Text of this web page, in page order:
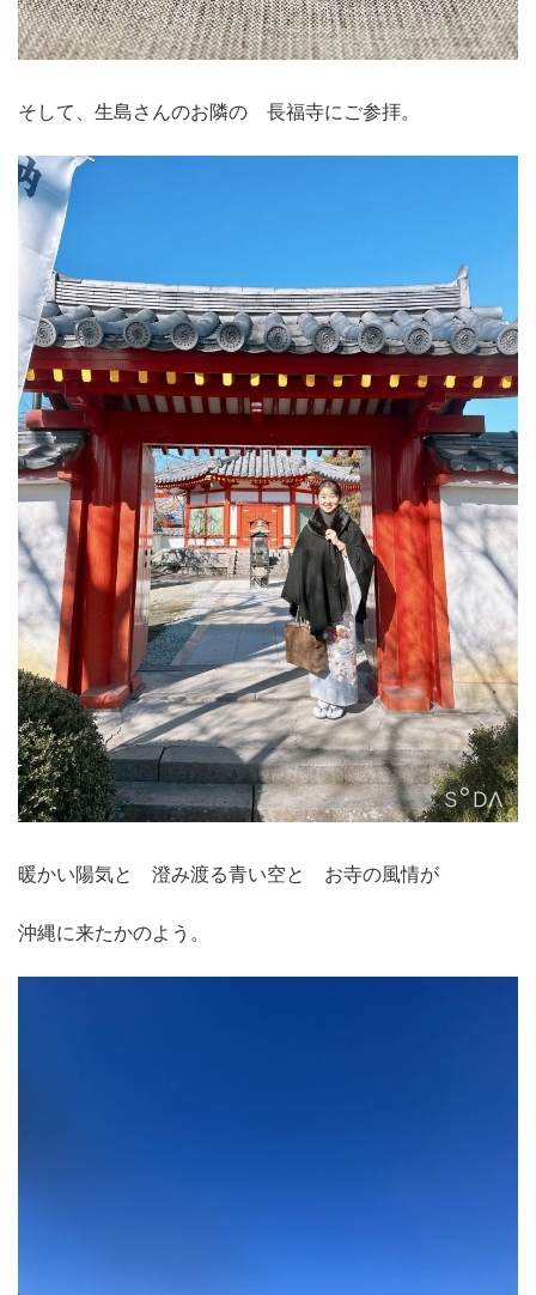
そして、生島さんのお隣の 長福寺にご参拝。
暖かい陽気と 澄み渡る青い空と お寺の風情が
沖縄に来たかのよう。